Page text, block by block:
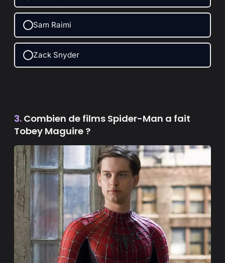
Sam Raimi
Zack Snyder
3. Combien de films Spider-Man a fait
Tobey Maguire ?